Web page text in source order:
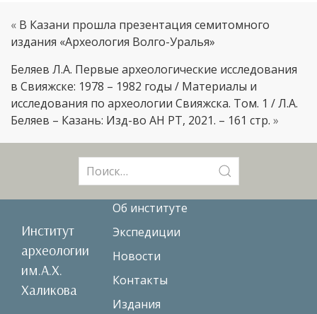
« В Казани прошла презентация семитомного
издания «Археология Волго-Уралья»
Беляев Л.А. Первые археологические исследования
в Свияжске: 1978 – 1982 годы / Материалы и
исследования по археологии Свияжска. Том. 1 / Л.А.
Беляев – Казань: Изд-во АН РТ, 2021. – 161 стр. »
Институт
археологии
им.А.Х.
Халикова
Об институте
Экспедиции
Новости
Контакты
Издания